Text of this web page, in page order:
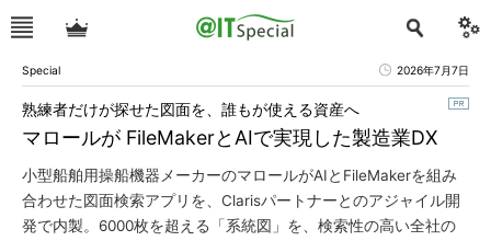
Special 2026年7月7日
マロールが FileMakerとAIで実現した製造業DX
熟練者だけが探せた図面を、誰もが使える資産へ
小型船舶用操船機器メーカーのマロールがAIとFileMakerを組み
合わせた図面検索アプリを、Clarisパートナーとのアジャイル開
発で内製。6000枚を超える「系統図」を、検索性の高い全社の